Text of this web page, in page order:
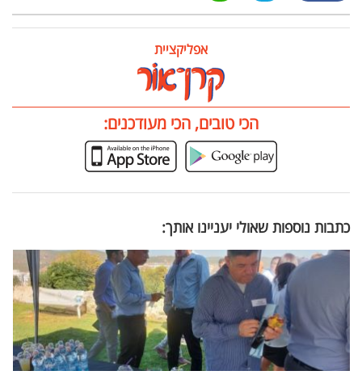
אפליקציית
הכי טובים, הכי מעודכנים:
כתבות נוספות שאולי יעניינו אותך: